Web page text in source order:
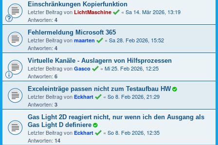
Einschränkungen Kopierfunktion
Letzter Beitrag von LichtMaschine « Sa 14. Mär 2026, 13:19
Antworten: 4
Fehlermeldung Microsoft 365
Letzter Beitrag von maarten « Sa 28. Feb 2026, 15:52
Antworten: 4
Virtuelle Kanäle - Auslagern von Hilfsprozessen
Letzter Beitrag von Gasco « Mi 25. Feb 2026, 12:25
Antworten: 6
Exceleinträge passen nicht zum Testaufbau HW
Letzter Beitrag von Eckhart « So 8. Feb 2026, 21:29
Antworten: 3
Gas Light 2D reagiert nicht, nur wenn ich den Ausgang als
Gas Light D definiere
Letzter Beitrag von Eckhart « So 8. Feb 2026, 12:35
Antworten: 14